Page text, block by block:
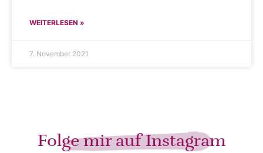
WEITERLESEN »
7. November 2021
Folge mir auf Instagram